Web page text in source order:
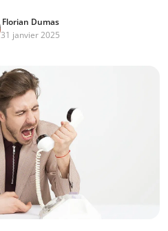
Florian Dumas
31 janvier 2025